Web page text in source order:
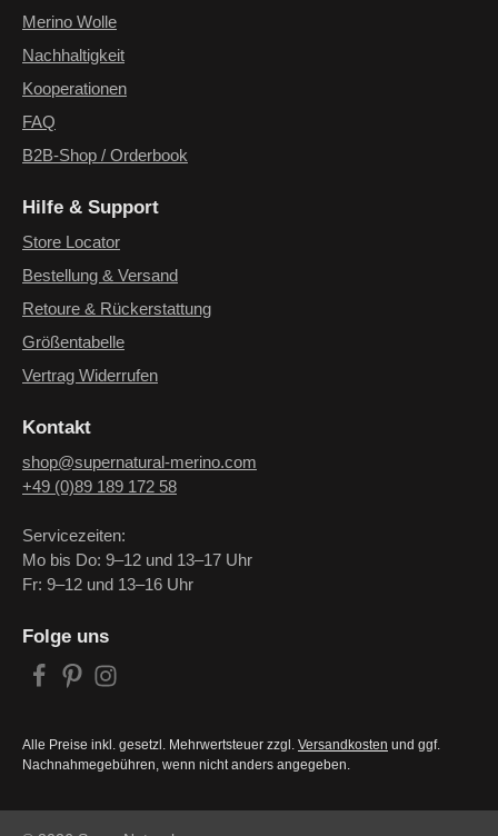
Folge uns
Alle Preise inkl. gesetzl. Mehrwertsteuer zzgl. Versandkosten und ggf.
Nachnahmegebühren, wenn nicht anders angegeben.
Merino Wolle
Nachhaltigkeit
Kooperationen
FAQ
B2B-Shop / Orderbook
Hilfe & Support
Store Locator
Bestellung & Versand
Retoure & Rückerstattung
Größentabelle
Vertrag Widerrufen
Kontakt
shop@supernatural-merino.com
+49 (0)89 189 172 58
Servicezeiten:
Mo bis Do: 9–12 und 13–17 Uhr
Fr: 9–12 und 13–16 Uhr